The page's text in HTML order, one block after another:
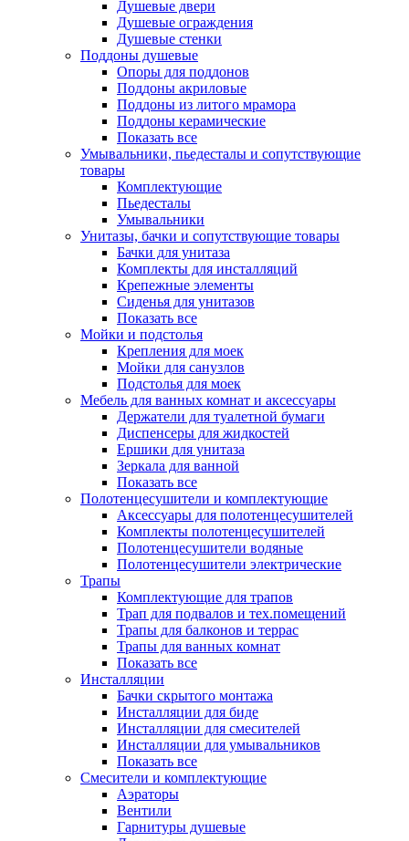
Душевые двери
Душевые ограждения
Душевые стенки
Поддоны душевые
Опоры для поддонов
Поддоны акриловые
Поддоны из литого мрамора
Поддоны керамические
Показать все
Умывальники, пьедесталы и сопутствующие
товары
Комплектующие
Пьедесталы
Умывальники
Унитазы, бачки и сопутствующие товары
Бачки для унитаза
Комплекты для инсталляций
Крепежные элементы
Сиденья для унитазов
Показать все
Мойки и подстолья
Крепления для моек
Мойки для санузлов
Подстолья для моек
Мебель для ванных комнат и аксессуары
Держатели для туалетной бумаги
Диспенсеры для жидкостей
Ершики для унитаза
Зеркала для ванной
Показать все
Полотенцесушители и комплектующие
Аксессуары для полотенцесушителей
Комплекты полотенцесушителей
Полотенцесушители водяные
Полотенцесушители электрические
Трапы
Комплектующие для трапов
Трап для подвалов и тех.помещений
Трапы для балконов и террас
Трапы для ванных комнат
Показать все
Инсталляции
Бачки скрытого монтажа
Инсталляции для биде
Инсталляции для смесителей
Инсталляции для умывальников
Показать все
Смесители и комплектующие
Аэраторы
Вентили
Гарнитуры душевые